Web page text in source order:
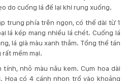
do cuống lá để lại khi rụng xuống.
trung phía trên ngọn, có thể dài từ 1
lá kép mang nhiều lá chét. Cuống lá
lá già màu xanh thẫm. Tổng thể tán
mềm mại.
nhỏ màu nâu kem. Cụm hoa dài
Hoa có 4 cánh nhọn trổ vào khoảng